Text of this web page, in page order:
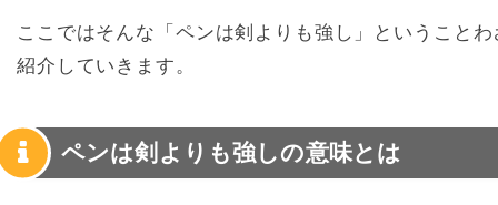
ここではそんな「ペンは剣よりも強し」ということ
紹介していきます。
ペンは剣よりも強しの意味とは